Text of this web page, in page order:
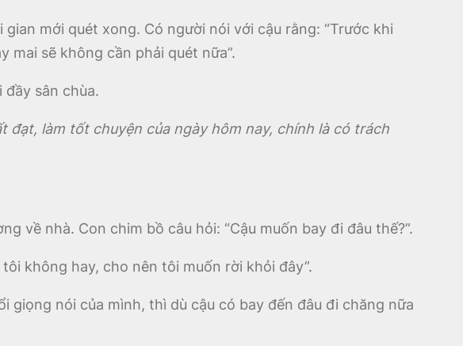
mới quét xong. Có người nói với cậu rằng: “Trước khi
mai sẽ không cần phải quét nữa”.
sân chùa.
đạt, làm tốt chuyện của ngày hôm nay, chính là có trách
về nhà. Con chim bồ câu hỏi: “Cậu muốn bay đi đâu thế?”.
không hay, cho nên tôi muốn rời khỏi đây”.
giọng nói của mình, thì dù cậu có bay đến đâu đi chăng nữa